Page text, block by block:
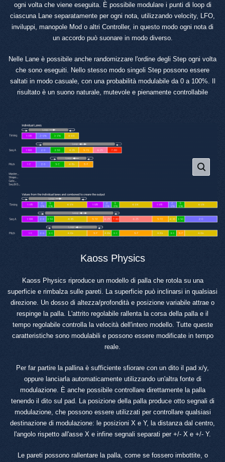
ogni volta che viene eseguita. È possibile modulare i punti di loop di
ciascuna Lane separatamente per ogni nota, utilizzando velocity, LFO,
inviluppi, manopole Mod o altri Controller, in questo modo ogni nota di
un accordo può suonare in modo diverso.
Nelle Lane è possibile anche randomizzare l'ordine degli Step ogni volta
che sono eseguiti. Nello stesso modo singoli Step possono essere
saltati in modo casuale, con una probabilità modulabile da 0 a 100%. Il
risultato è un suono naturale, mutevole e pienamente controllabile
Kaoss Physics
Kaoss Physics riproduce un modello di palla che rotola su una
superficie e rimbalza sulle pareti. La superficie può inclinarsi in qualsiasi
direzione. Un dosso di altezza/profondità e posizione variabile attrae o
respinge la palla. L'attrito regolabile rallenta la corsa della palla e il
tempo regolabile controlla la velocità dell'intero modello. Tutte queste
caratteristiche sono modulabili e possono essere modificate in tempo
reale.
Per far partire la pallina è sufficiente sfiorare con un dito il pad x/y,
oppure lanciarla automaticamente utilizzando un'altra fonte di
modulazione. È anche possibile controllare direttamente la palla
tenendo il dito sul pad. La posizione della palla produce otto segnali di
modulazione, che possono essere utilizzati per controllare qualsiasi
destinazione di modulazione: le posizioni X e Y, la distanza dal centro,
l'angolo rispetto all'asse X e infine segnali separati per +/- X e +/- Y.
Le pareti possono rallentare la palla, come se fossero imbottite, o